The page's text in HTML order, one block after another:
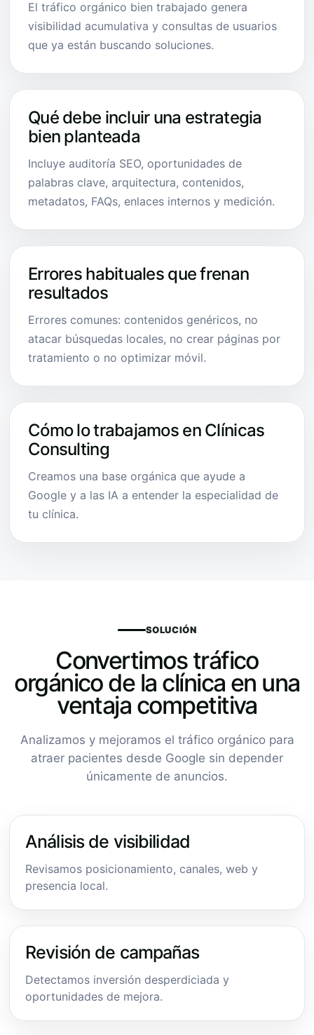
El tráfico orgánico bien trabajado genera
visibilidad acumulativa y consultas de usuarios
que ya están buscando soluciones.
Qué debe incluir una estrategia
bien planteada
Incluye auditoría SEO, oportunidades de
palabras clave, arquitectura, contenidos,
metadatos, FAQs, enlaces internos y medición.
Errores habituales que frenan
resultados
Errores comunes: contenidos genéricos, no
atacar búsquedas locales, no crear páginas por
tratamiento o no optimizar móvil.
Cómo lo trabajamos en Clínicas
Consulting
Creamos una base orgánica que ayude a
Google y a las IA a entender la especialidad de
tu clínica.
SOLUCIÓN
Convertimos tráfico
orgánico de la clínica en una
ventaja competitiva
Analizamos y mejoramos el tráfico orgánico para
atraer pacientes desde Google sin depender
únicamente de anuncios.
Análisis de visibilidad
Revisamos posicionamiento, canales, web y
presencia local.
Revisión de campañas
Detectamos inversión desperdiciada y
oportunidades de mejora.